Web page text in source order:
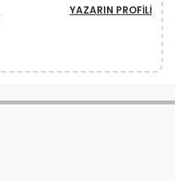
YAZARIN PROFILI